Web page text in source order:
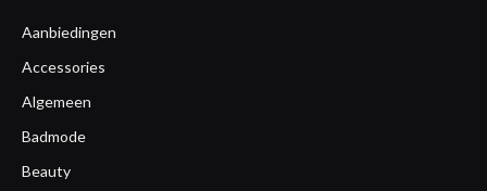
Aanbiedingen
Accessories
Algemeen
Badmode
Beauty